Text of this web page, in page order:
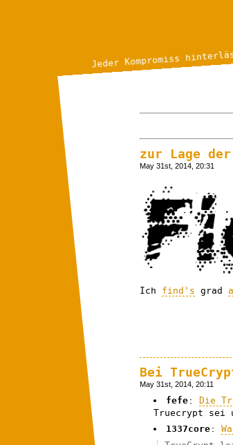
Jeder Kompromiss
zur Lage
May 31st, 2014, 20:31
Ich find's grad
Bei
May 31st, 2014, 20:11
fefe :Die
Truecrypt sei
1337core :